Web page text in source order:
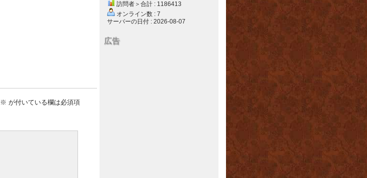
※ が付いている欄は必須項
訪問者＞合計 : 1186413
オンライン数 : 7
サーバーの日付 : 2026-08-07
広告